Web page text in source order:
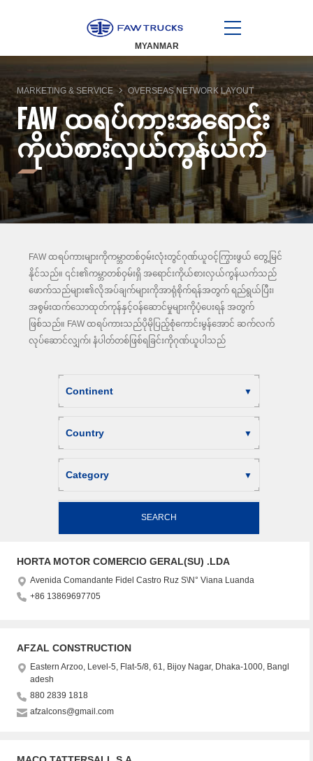
MYANMAR
MARKETING & SERVICE OVERSEAS NETWORK LAYOUT
FAW ထရပ်ကားအရောင်း
ကိုယ်စားလှယ်ကွန်ယက်
FAW ထရပ်ကားများကိုကမ္ဘာတစ်ဝှမ်းလုံးတွင်ဂုဏ်ယူဝင့်ကြွားဖွယ် တွေ့မြင်
နိုင်သည်။ ၎င်း၏ကမ္ဘာတစ်ဝှမ်းရှိ အရောင်းကိုယ်စားလှယ်ကွန်ယက်သည်
ဖောက်သည်များ၏လိုအပ်ချက်များကိုအာရုံစိုက်ရန်အတွက် ရည်ရွယ်ပြီး၊
အစွမ်းထက်သောထုတ်ကုန်နှင့်ဝန်ဆောင်မှုများကိုပံ့ပေးရန် အတွက်
ဖြစ်သည်။ FAW ထရပ်ကားသည်ပိုမိုပြည့်စုံကောင်းမွန်အောင် ဆက်လက်
လုပ်ဆောင်လျှက်၊ နံပါတ်တစ်ဖြစ်ရခြင်းကိုဂုဏ်ယူပါသည်